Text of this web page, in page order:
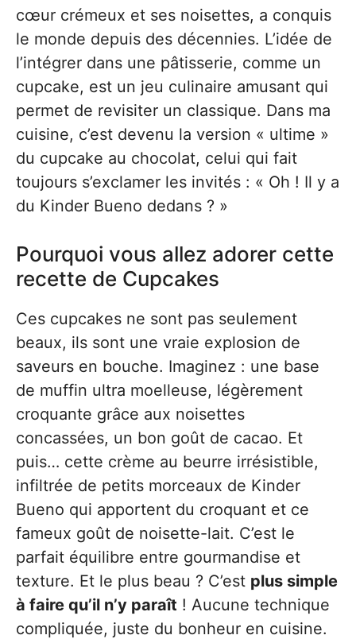
cœur crémeux et ses noisettes, a conquis
le monde depuis des décennies. L’idée de
l’intégrer dans une pâtisserie, comme un
cupcake, est un jeu culinaire amusant qui
permet de revisiter un classique. Dans ma
cuisine, c’est devenu la version « ultime »
du cupcake au chocolat, celui qui fait
toujours s’exclamer les invités : « Oh ! Il y a
du Kinder Bueno dedans ? »
Pourquoi vous allez adorer cette
recette de Cupcakes
Ces cupcakes ne sont pas seulement
beaux, ils sont une vraie explosion de
saveurs en bouche. Imaginez : une base
de muffin ultra moelleuse, légèrement
croquante grâce aux noisettes
concassées, un bon goût de cacao. Et
puis… cette crème au beurre irrésistible,
infiltrée de petits morceaux de Kinder
Bueno qui apportent du croquant et ce
fameux goût de noisette-lait. C’est le
parfait équilibre entre gourmandise et
texture. Et le plus beau ? C’est plus simple
à faire qu’il n’y paraît ! Aucune technique
compliquée, juste du bonheur en cuisine.